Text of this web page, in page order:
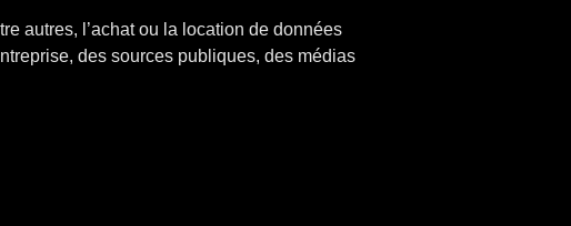
autres, l’achat ou la location de données
des sources publiques, des médias